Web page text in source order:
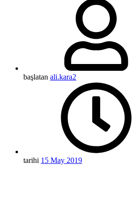
başlatan ali.kara2
tarihi 15 May 2019